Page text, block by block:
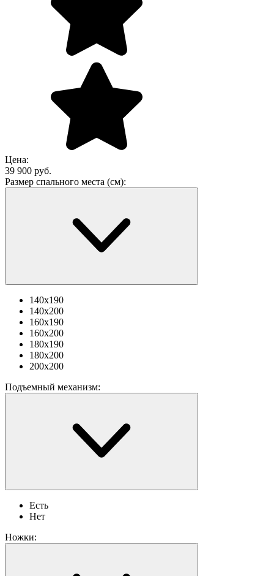
Цена:
39 900 руб.
Размер спального места (см):
140х190
140х200
160х190
160х200
180х190
180х200
200х200
Подъемный механизм:
Есть
Нет
Ножки: